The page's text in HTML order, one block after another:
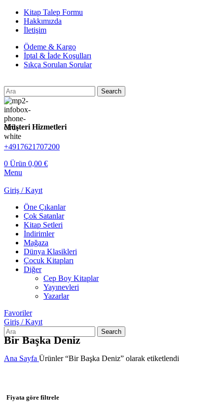
Kitap Talep Formu
Hakkımızda
İletişim
Ödeme & Kargo
İptal & İade Koşulları
Sıkça Sorulan Sorular
Search
Müşteri Hizmetleri
+4917621707200
0 Ürün 0,00 €
Menu
Giriş / Kayıt
Öne Çıkanlar
Çok Satanlar
Kitap Setleri
İndirimler
Mağaza
Dünya Klasikleri
Çocuk Kitapları
Diğer
Cep Boy Kitaplar
Yayınevleri
Yazarlar
Favoriler
Giriş / Kayıt
Search
Bir Başka Deniz
Ana Sayfa Ürünler “Bir Başka Deniz” olarak etiketlendi
Fiyata göre filtrele